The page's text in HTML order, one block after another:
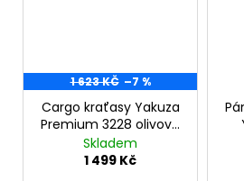
1 623 KČ –7 %
Cargo kraťasy Yakuza
Premium 3228 olivově
zelené
Skladem
1 499 Kč